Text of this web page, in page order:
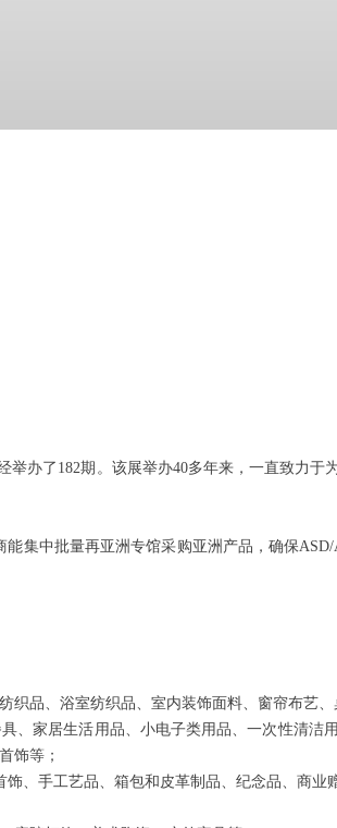
办了182期。该展举办40多年来，一直致力
集中批量再亚洲专馆采购亚洲产品，确保
品、浴室纺织品、室内装饰面料、窗帘布艺
家居生活用品、小电子类用品、一次性清洁
饰等；
、手工艺品、箱包和皮革制品、纪念品、商